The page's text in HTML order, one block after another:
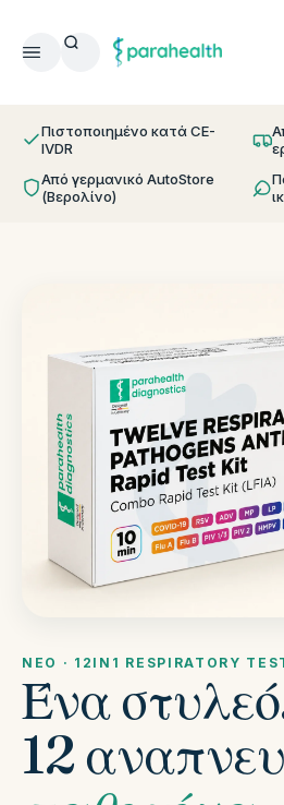
Μενού
Αναζήτηση
parahealth
Πιστοποιημένο κατά CE-
IVDR
Από γερμανικό AutoStore
(Βερολίνο)
ΝΈΟ · 12IN1 RESPIRATORY
Ένα
12